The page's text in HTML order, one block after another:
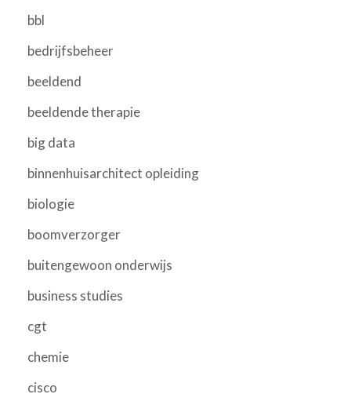
bbl
bedrijfsbeheer
beeldend
beeldende therapie
big data
binnenhuisarchitect opleiding
biologie
boomverzorger
buitengewoon onderwijs
business studies
cgt
chemie
cisco